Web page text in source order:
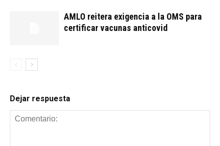
AMLO reitera exigencia a la OMS para
certificar vacunas anticovid
Dejar respuesta